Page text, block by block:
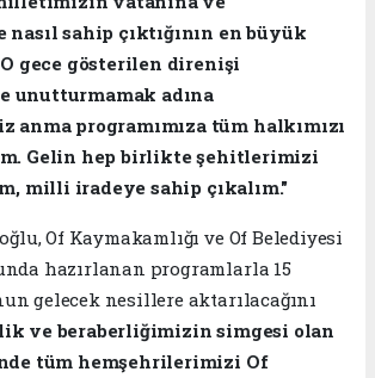
sahip çıktığının en büyük
gece gösterilen direnişi
unutturmamak adına
anma programımıza tüm halkımızı
Gelin hep birlikte şehitlerimizi
milli iradeye sahip çıkalım."
Of Kaymakamlığı ve Of Belediyesi
hazırlanan programlarla 15
gelecek nesillere aktarılacağını
ve beraberliğimizin simgesi olan
tüm hemşehrilerimizi Of